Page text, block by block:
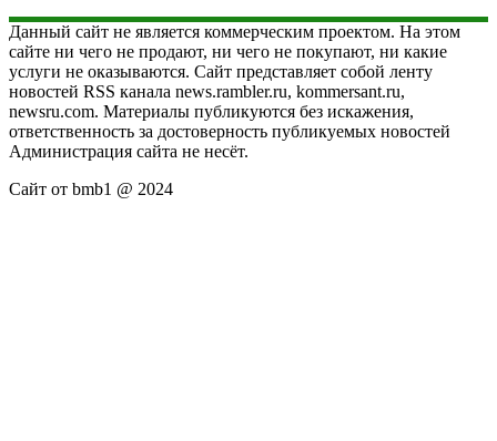
Данный сайт не является коммерческим проектом. На этом
сайте ни чего не продают, ни чего не покупают, ни какие
услуги не оказываются. Сайт представляет собой ленту
новостей RSS канала news.rambler.ru, kommersant.ru,
newsru.com. Материалы публикуются без искажения,
ответственность за достоверность публикуемых новостей
Администрация сайта не несёт.
Сайт от bmb1 @ 2024